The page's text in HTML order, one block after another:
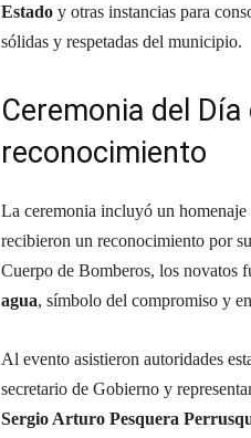
Estado y otras instancias para
sólidas y respetadas del municipio.
Ceremonia del
reconocimiento
La ceremonia incluyó un
recibieron un reconocimiento por
Cuerpo de Bomberos, los novatos
agua, símbolo del compromiso y
Al evento asistieron autoridades
secretario de Gobierno y
Sergio Arturo Pesquera